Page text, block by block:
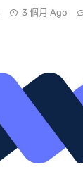
3 個月 Ago